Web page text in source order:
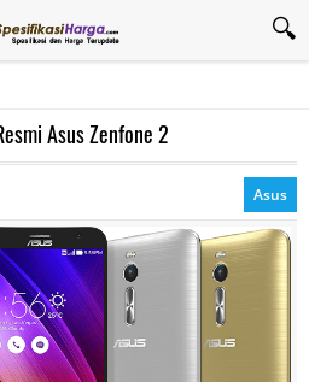
Asus Zenfone 2
Asus